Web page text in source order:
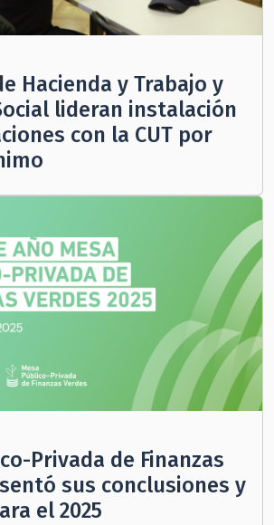
Hacienda y Trabajo y
lideran instalación
con la CUT por
Privada de Finanzas
sus conclusiones y
el 2025